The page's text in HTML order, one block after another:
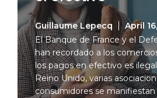
Guillaume Lepecq
April
El Banque de France y el
han recordado a los
los pagos en efectivo es
Reino Unido, varias
consumidores se manifiestan